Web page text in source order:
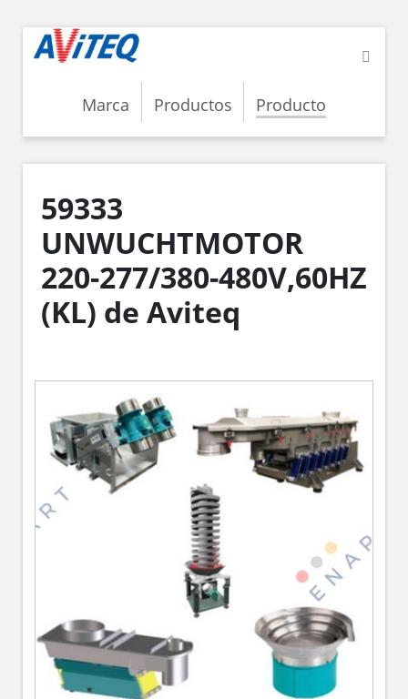
Marca Productos Producto
59333
UNWUCHTMOTOR
220-277/380-480V,60HZ
(KL) de Aviteq